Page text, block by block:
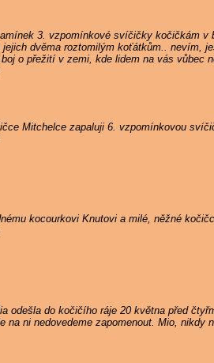
3. vzpomínkové svíčičky kočičkám v
dvěma roztomilým koťátkům.. nevím,
o přežití v zemi, kde lidem na vás vůbec
Mitchelce zapaluji 6. vzpomínkovou
kocourkovi Knutovi a milé, něžné
odešla do kočičího ráje 20 května před
na ni nedovedeme zapomenout. Mio, nikdy